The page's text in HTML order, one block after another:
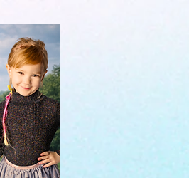
Log In